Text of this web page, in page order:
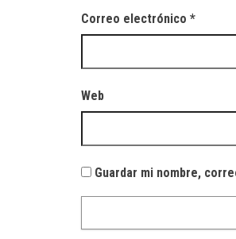
Correo electrónico *
Web
Guardar mi nombre,